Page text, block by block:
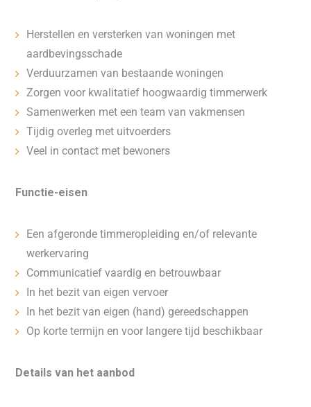
Herstellen en versterken van woningen met
aardbevingsschade
Verduurzamen van bestaande woningen
Zorgen voor kwalitatief hoogwaardig timmerwerk
Samenwerken met een team van vakmensen
Tijdig overleg met uitvoerders
Veel in contact met bewoners
Functie-eisen
Een afgeronde timmeropleiding en/of relevante
werkervaring
Communicatief vaardig en betrouwbaar
In het bezit van eigen vervoer
In het bezit van eigen (hand) gereedschappen
Op korte termijn en voor langere tijd beschikbaar
Details van het aanbod